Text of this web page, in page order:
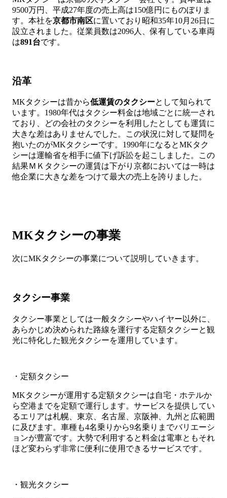
9500万円、平成27年度の売上高は150億円にものぼりま
す。本社を京都市南区に置いており昭和35年10月26日に
設立されました。従業員数は2096人、保有している車両
は891台です。
沿革
MKタクシーは昔から低運賃のタクシーとして知られて
います。1980年代はタクシー料金は地域ごとに統一され
ており、どの会社のタクシーを利用したとしても運賃に
大きな差はありませんでした。この状況に対して疑問を
抱いたのがMKタクシーです。1990年になるとMKタク
シーは運輸省を相手に値下げ訴訟を起こしました。この
結果ＭＫタクシーの運賃は下がり京都においては一時は
他企業に大きな差をつけて最大の売上を誇りました。
MKタクシーの事業
次にMKタクシーの事業について説明していきます。
タクシー事業
タクシー事業としては一般タクシーやハイヤー以外に、
あらかじめ決められた路線を運行する定額タクシーと観
光に特化した観光タクシーを運用しています。
・定額タクシー
MKタクシーが運用する定額タクシーは自宅・ホテルか
ら空港までを定額で運行します。サービスを提供してい
るエリアは札幌、東京、名古屋、京阪神、九州と広範囲
に及びます。車種も4名乗りから9名乗りまでバリエーシ
ョンが豊富です。大勢で利用すると料金は電車ともそれ
ほど変わらず非常に便利に使用できるサービスです。
・観光タクシー